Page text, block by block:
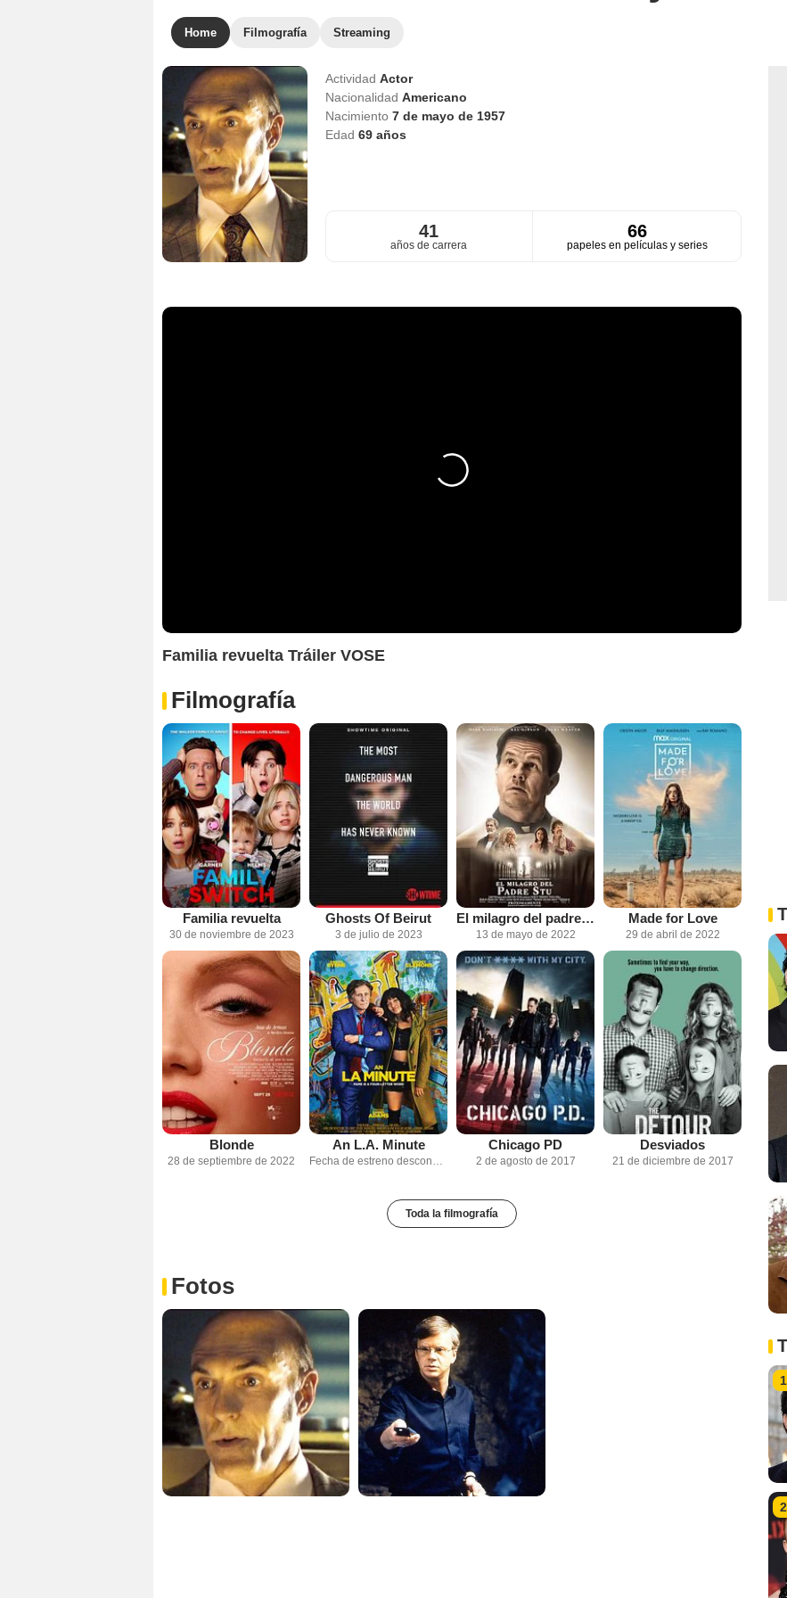
Home Filmografía Streaming
Actividad Actor
Nacionalidad Americano
Nacimiento 7 de mayo de 1957
Edad 69años
41
años de carrera
66
papeles en películas y series
Familia revuelta Tráiler VOSE
Filmografía
Familia revuelta
30 de noviembre de 2023
Ghosts Of Beirut
3 de julio de 2023
El milagro del padre Stu
13 de mayo de 2022
Made for Love
29 de abril de 2022
Blonde
28 de septiembre de 2022
An L.A. Minute
Fecha de estreno desconocida
Chicago PD
2 de agosto de 2017
Desviados
21 de diciembre de 2017
Toda la filmografía
Fotos
1
2